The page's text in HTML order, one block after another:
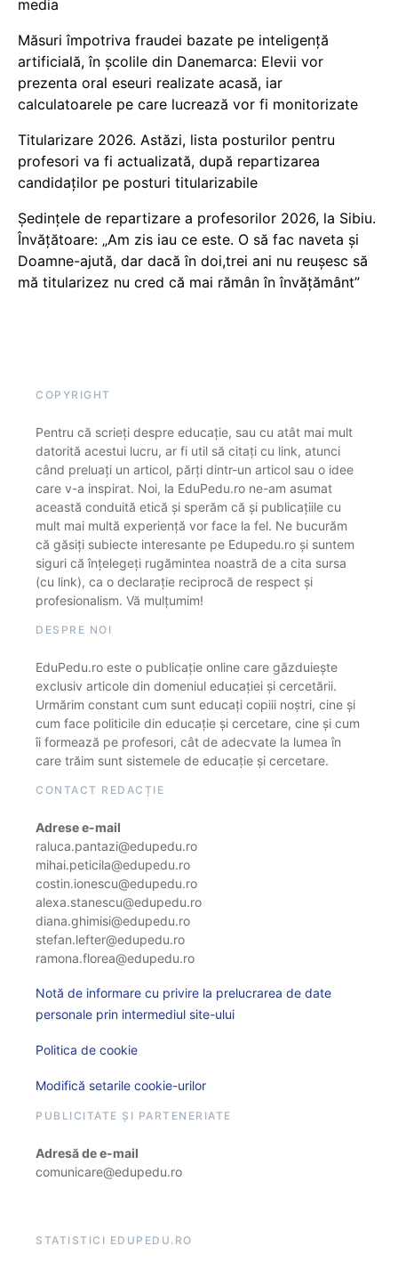
media
Măsuri împotriva fraudei bazate pe inteligență
artificială, în școlile din Danemarca: Elevii vor
prezenta oral eseuri realizate acasă, iar
calculatoarele pe care lucrează vor fi monitorizate
Titularizare 2026. Astăzi, lista posturilor pentru
profesori va fi actualizată, după repartizarea
candidaților pe posturi titularizabile
Ședințele de repartizare a profesorilor 2026, la Sibiu.
Învățătoare: „Am zis iau ce este. O să fac naveta și
Doamne-ajută, dar dacă în doi,trei ani nu reușesc să
mă titularizez nu cred că mai rămân în învățământ”
COPYRIGHT
Pentru că scrieți despre educație, sau cu atât mai mult
datorită acestui lucru, ar fi util să citați cu link, atunci
când preluați un articol, părți dintr-un articol sau o idee
care v-a inspirat. Noi, la EduPedu.ro ne-am asumat
această conduită etică și sperăm că și publicațiile cu
mult mai multă experiență vor face la fel. Ne bucurăm
că găsiți subiecte interesante pe Edupedu.ro și suntem
siguri că înțelegeți rugămintea noastră de a cita sursa
(cu link), ca o declarație reciprocă de respect și
profesionalism. Vă mulțumim!
DESPRE NOI
EduPedu.ro este o publicație online care găzduiește
exclusiv articole din domeniul educației și cercetării.
Urmărim constant cum sunt educați copiii noștri, cine și
cum face politicile din educație și cercetare, cine și cum
îi formează pe profesori, cât de adecvate la lumea în
care trăim sunt sistemele de educație și cercetare.
CONTACT REDACȚIE
Adrese e-mail
raluca.pantazi@edupedu.ro
mihai.peticila@edupedu.ro
costin.ionescu@edupedu.ro
alexa.stanescu@edupedu.ro
diana.ghimisi@edupedu.ro
stefan.lefter@edupedu.ro
ramona.florea@edupedu.ro
Notă de informare cu privire la prelucrarea de date
personale prin intermediul site-ului
Politica de cookie
Modifică setarile cookie-urilor
PUBLICITATE ȘI PARTENERIATE
Adresă de e-mail
comunicare@edupedu.ro
STATISTICI EDUPEDU.RO